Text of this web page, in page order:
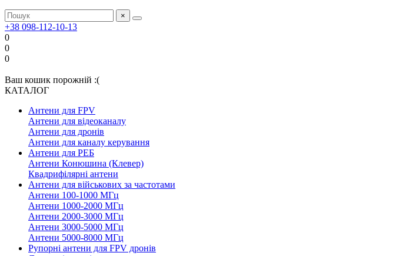
×
+38 098-112-10-13
0
0
0
Ваш кошик порожній :(
КАТАЛОГ
Антени для FPV
Антени для відеоканалу
Антени для дронів
Антени для каналу керування
Антени для РЕБ
Антени Конюшина (Клевер)
Квадрифілярні антени
Антени для військових за частотами
Антени 100-1000 МГц
Антени 1000-2000 МГц
Антени 2000-3000 МГц
Антени 3000-5000 МГц
Антени 5000-8000 МГц
Рупорні антени для FPV дронів